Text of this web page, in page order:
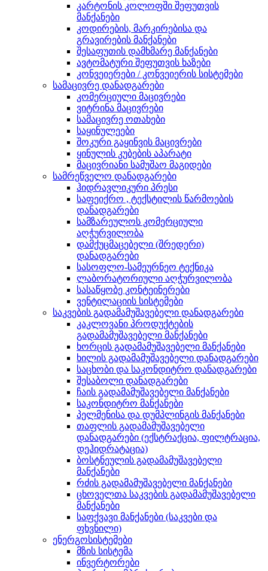
კარტონის კოლოფში შეფუთვის
მანქანები
კოდირების, მარკირებისა და
გრავირების მანქანები
შესაფუთის დამხმარე მანქანები
ავტომატური შეფუთვის ხაზები
კონვეიერები / კონვეიერის სისტემები
სამაცივრე დანადგარები
კომერციული მაცივრები
ვიტრინა მაცივრები
სამაცივრე ოთახები
საყინულეები
შოკური გაყინვის მაცივრები
ყინულის კუბების აპარატი
მაცივრიანი სამუშაო მაგიდები
სამრეწველო დანადგარები
ჰიდრავლიკური პრესი
საფეიქრო , ტექსტილის წარმოების
დანადგარები
სამზარეულოს კომერციული
აღჭურვილობა
დამქუცმაცებელი (შრედერი)
დანადგარები
სასოფლო-სამეურნეო ტექნიკა
ლაბორატორიული აღჭურვილობა
სასაწყობე კონტეინერები
ვენტილაციის სისტემები
საკვების გადამამუშავებელი დანადგარები
კაკლოვანი პროდუქტების
გადამამუშავებელი მანქანები
ხორცის გადამამუშავებელი მანქანები
ხილის გადამამუშავებელი დანადგარები
საცხობი და საკონდიტრო დანადგარები
შესაბოლი დანადგარები
ჩაის გადამამუშავებელი მანქანები
საკონდიტრო მანქანები
პელმენისა და დუმპლინგის მანქანები
თაფლის გადამამუშავებელი
დანადგარები (ექსტრაქცია, ფილტრაცია,
დეჰიდრატაცია)
ბოსტნეულის გადამამუშავებელი
მანქანები
რძის გადამამუშავებელი მანქანები
ცხოველთა საკვების გადამამუშავებელი
მანქანები
საფქვავი მანქანები (საკვები და
ფხვნილი)
ენერგოსისტემები
მზის სისტემა
ინვერტორები